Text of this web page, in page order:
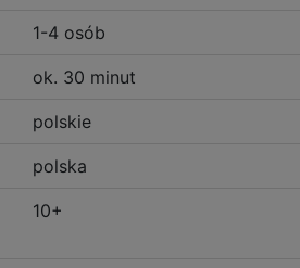
1-4 osób
ok. 30 minut
polskie
polska
10+